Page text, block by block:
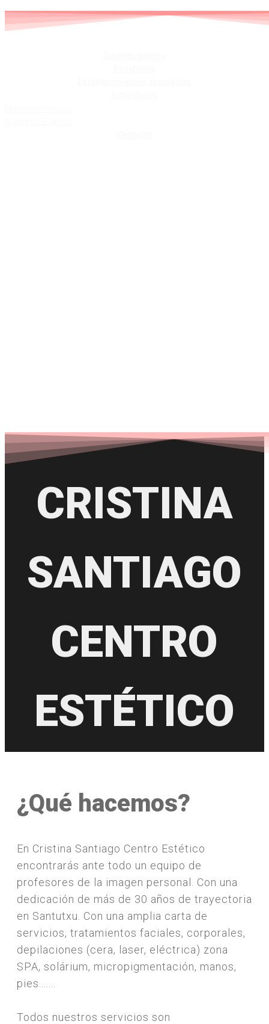
Skip
CRISTINA
SANTIAGO
CENTRO
ESTÉTICO
¿Qué hacemos?
En Cristina Santiago Centro Estético
encontrarás ante todo un equipo de
profesores de la imagen personal. Con una
dedicación de más de 30 años de trayectoria
en Santutxu. Con una amplia carta de
servicios, tratamientos faciales, corporales,
depilaciones (cera, laser, eléctrica) zona
SPA, solárium, micropigmentación, manos,
pies.......
Todos nuestros servicios son